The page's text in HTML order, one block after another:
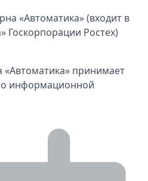
«Автоматика» (входит в
Госкорпорации Ростех)